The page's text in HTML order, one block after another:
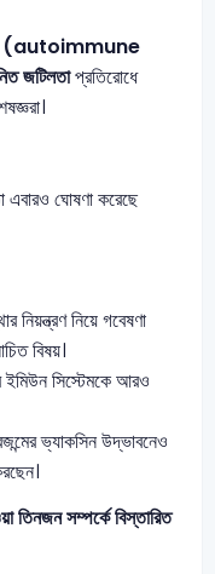
(autoimmune
জটিলতাপ্রতিরোধে
এবারও ঘোষণা করেছে
নিয়ন্ত্রণ নিয়ে গবেষণা
বিষয়।
সিস্টেমকে আরও
ভ্যাকসিন উদ্ভাবনেও
তিনজন সম্পর্কে বিস্তারিত